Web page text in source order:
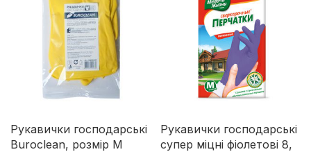
Рукавички господарські
Buroclean, розмір M
Рукавички господарські
супер міцні фіолетові 8,